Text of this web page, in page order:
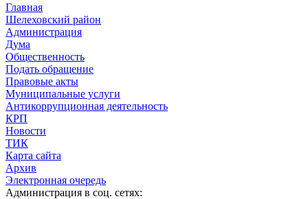
Главная
Шелеховский район
Администрация
Дума
Общественность
Подать обращение
Правовые акты
Муниципальные услуги
Антикоррупционная деятельность
КРП
Новости
ТИК
Карта сайта
Архив
Электронная очередь
Администрация в соц. сетях: